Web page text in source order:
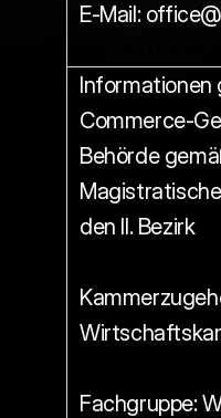
E-Mail:
Informationen
Commerce-
Behörde
den II. Bezirk
Fachgruppe: